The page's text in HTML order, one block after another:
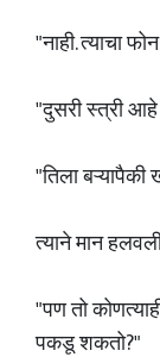
"नाही. त्याचा
"दुसरी स्त्री आहे
"तिला
त्याने मान
"पण तो
पकडू शकतो?"